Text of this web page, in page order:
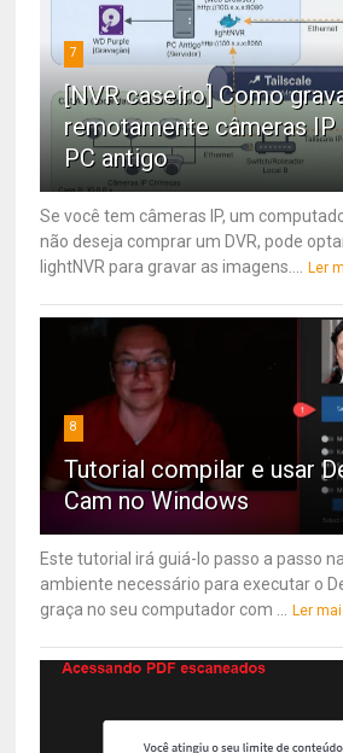
7
[NVR caseiro] Como
remotamente câmeras IP
PC antigo
Se você tem câmeras IP, um
não deseja comprar um DVR, pode
lightNVR para gravar as imagens.... Ler
8
Tutorial compilar e usar
Cam no Windows
Este tutorial irá guiá-lo passo a passo
ambiente necessário para executar o
graça no seu computador com ... Ler